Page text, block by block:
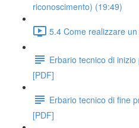
riconoscimento) (19:49)
5.4 Come realizzare
Erbario tecnico di
[PDF]
Erbario tecnico di fine
[PDF]